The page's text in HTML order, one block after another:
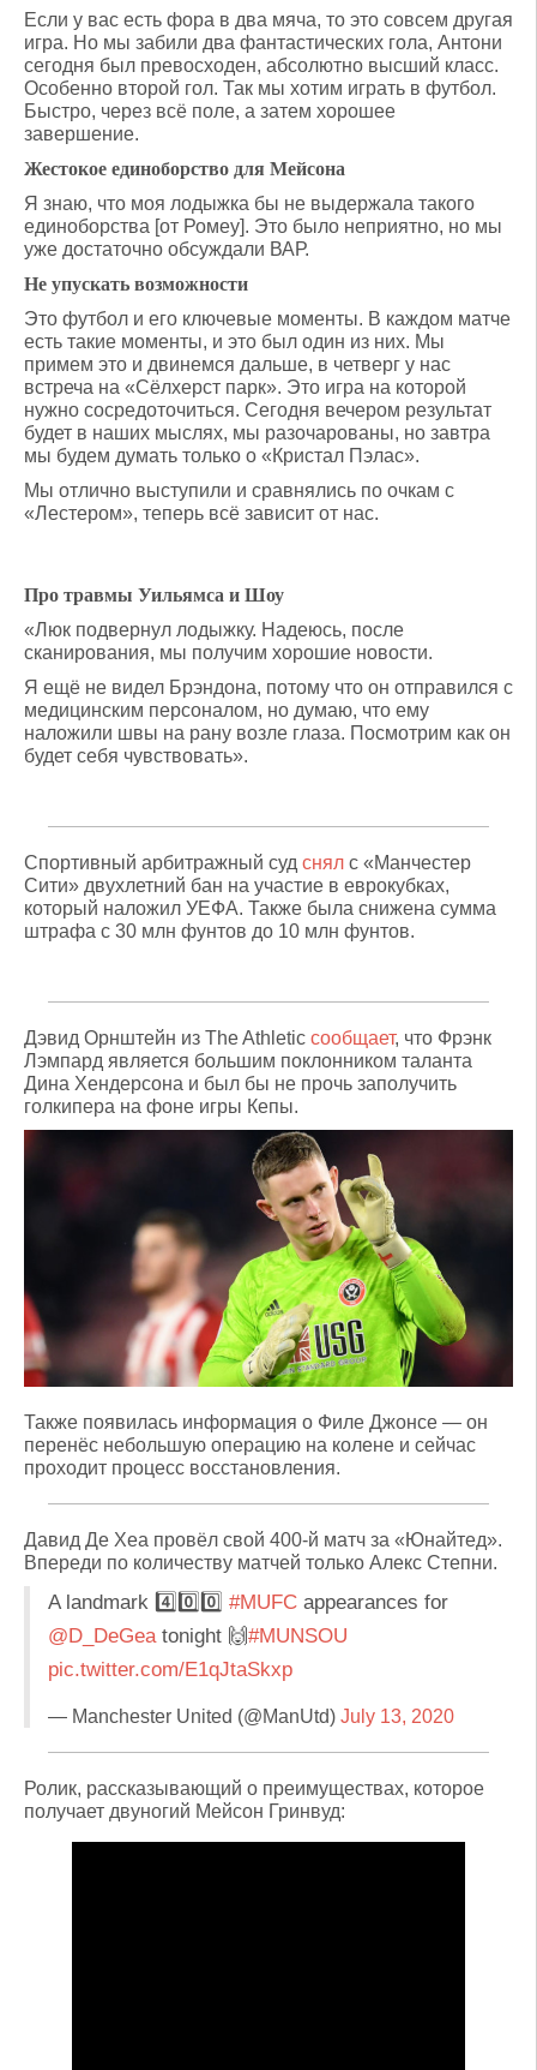
Если у вас есть фора в два мяча, то это совсем другая
игра. Но мы забили два фантастических гола, Антони
сегодня был превосходен, абсолютно высший класс.
Особенно второй гол. Так мы хотим играть в футбол.
Быстро, через всё поле, а затем хорошее
завершение.
Жестокое единоборство для Мейсона
Я знаю, что моя лодыжка бы не выдержала такого
единоборства [от Ромеу]. Это было неприятно, но мы
уже достаточно обсуждали ВАР.
Не упускать возможности
Это футбол и его ключевые моменты. В каждом матче
есть такие моменты, и это был один из них. Мы
примем это и двинемся дальше, в четверг у нас
встреча на «Сёлхерст парк». Это игра на которой
нужно сосредоточиться. Сегодня вечером результат
будет в наших мыслях, мы разочарованы, но завтра
мы будем думать только о «Кристал Пэлас».
Мы отлично выступили и сравнялись по очкам с
«Лестером», теперь всё зависит от нас.
Про травмы Уильямса и Шоу
«Люк подвернул лодыжку. Надеюсь, после
сканирования, мы получим хорошие новости.
Я ещё не видел Брэндона, потому что он отправился с
медицинским персоналом, но думаю, что ему
наложили швы на рану возле глаза. Посмотрим как он
будет себя чувствовать».
Спортивный арбитражный суд снял с «Манчестер
Сити» двухлетний бан на участие в еврокубках,
который наложил УЕФА. Также была снижена сумма
штрафа с 30 млн фунтов до 10 млн фунтов.
Дэвид Орнштейн из The Athletiс сообщает, что Фрэнк
Лэмпард является большим поклонником таланта
Дина Хендерсона и был бы не прочь заполучить
голкипера на фоне игры Кепы.
Также появилась информация о Филе Джонсе — он
перенёс небольшую операцию на колене и сейчас
проходит процесс восстановления.
Давид Де Хеа провёл свой 400-й матч за «Юнайтед».
Впереди по количеству матчей только Алекс Степни.
A landmark 4️⃣0️⃣0️⃣ #MUFC appearances for
@D_DeGeatonight 🙌#MUNSOU
pic.twitter.com/E1qJtaSkxp
— Manchester United (@ManUtd) July 13, 2020
Ролик, рассказывающий о преимуществах, которое
получает двуногий Мейсон Гринвуд: